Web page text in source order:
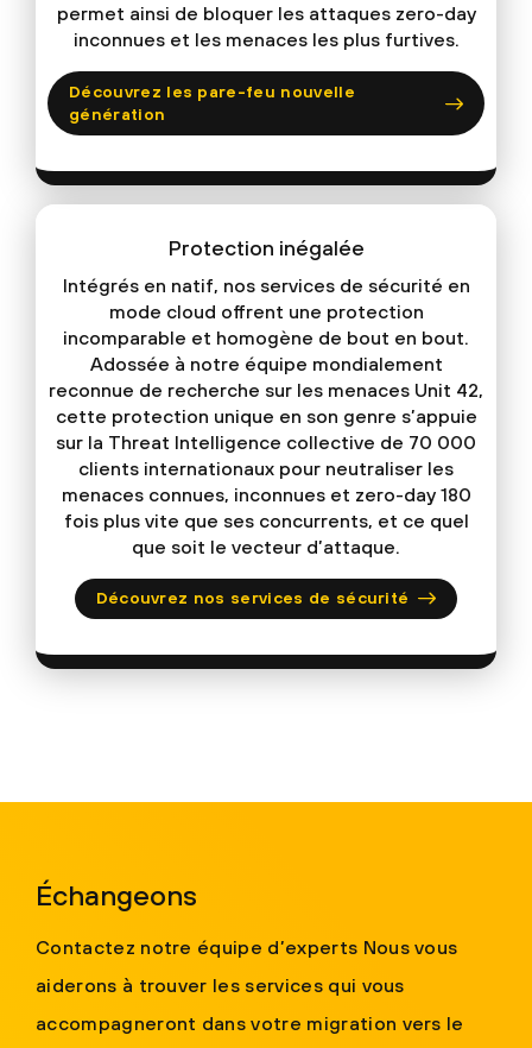
permet ainsi de bloquer les attaques zero-day
inconnues et les menaces les plus furtives.
Découvrez les pare-feu nouvelle
génération
Protection inégalée
Intégrés en natif, nos services de sécurité en
mode cloud offrent une protection
incomparable et homogène de bout en bout.
Adossée à notre équipe mondialement
reconnue de recherche sur les menaces Unit 42,
cette protection unique en son genre s’appuie
sur la Threat Intelligence collective de 70 000
clients internationaux pour neutraliser les
menaces connues, inconnues et zero-day 180
fois plus vite que ses concurrents, et ce quel
que soit le vecteur d’attaque.
Découvrez nos services de sécurité
Échangeons
Contactez notre équipe d’experts Nous vous
aiderons à trouver les services qui vous
accompagneront dans votre migration vers le